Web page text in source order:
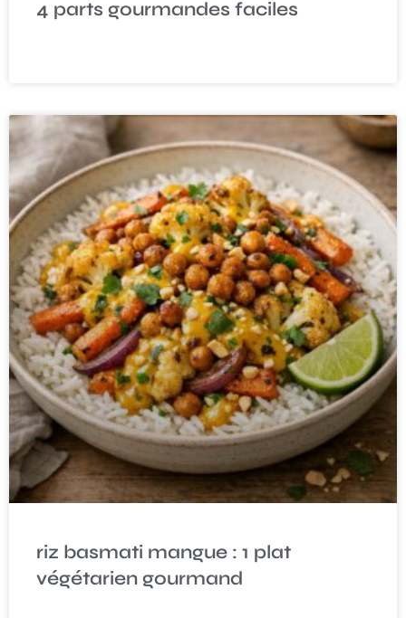
4 parts gourmandes faciles
riz basmati mangue : 1 plat
végétarien gourmand